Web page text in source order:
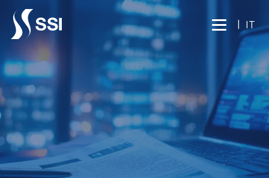
Vai al contenuto principale
| IT
NEWS